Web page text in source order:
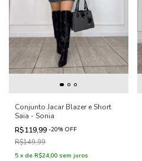
Conjunto Jacar Blazer e Short
Saia - Sonia
R$119,99 -20% OFF
R$149,99
5 x de R$24,00 sem juros